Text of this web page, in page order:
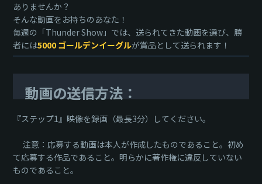
ありませんか？
そんな動画をお持ちのあなた！
毎週の「Thunder Show」では、送られてきた動画を選び、勝
者には5000 ゴールデンイーグルが賞品として送られます！
動画の送信方法：
『ステップ1』映像を録画（最長3分）してください。
注意：応募する動画は本人が作成したものであること。初め
て応募する作品であること。明らかに著作権に違反していない
ものであること。